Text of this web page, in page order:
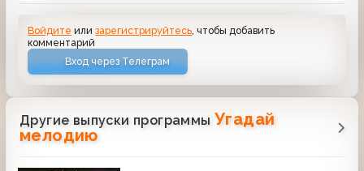
Войдите илизарегистрируйтесь, чтобы добавить
комментарий
Вход через Телеграм
Другие выпуски программы Угадай
мелодию